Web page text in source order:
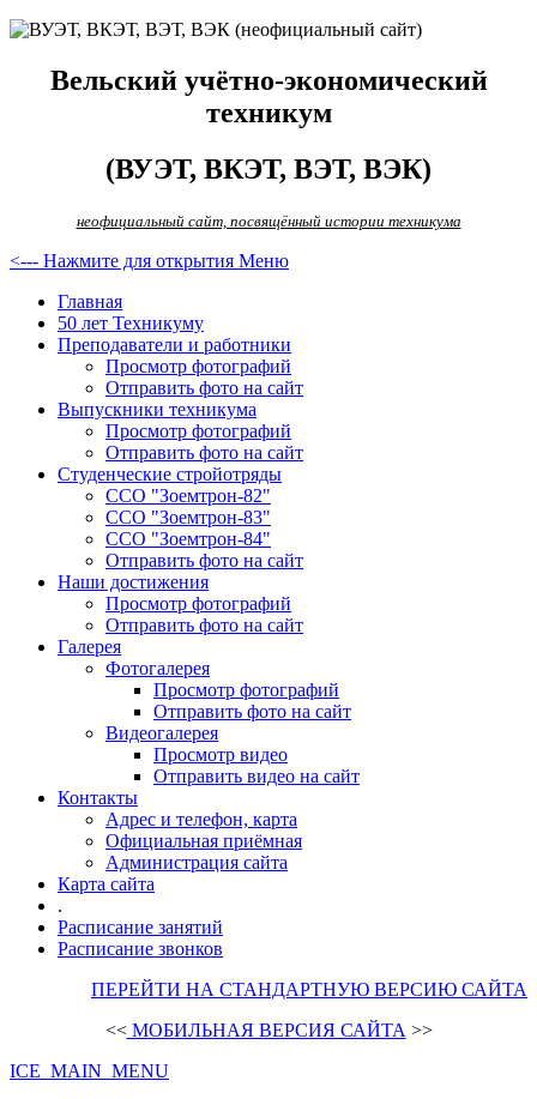
Вельский учётно-экономический
техникум
(ВУЭТ, ВКЭТ, ВЭТ, ВЭК)
неофициальный сайт, посвящённый истории техникума
<--- Нажмите для открытия Меню
Главная
50 лет Техникуму
Преподаватели и работники
Просмотр фотографий
Отправить фото на сайт
Выпускники техникума
Просмотр фотографий
Отправить фото на сайт
Студенческие стройотряды
ССО "Зоемтрон-82"
ССО "Зоемтрон-83"
ССО "Зоемтрон-84"
Отправить фото на сайт
Наши достижения
Просмотр фотографий
Отправить фото на сайт
Галерея
Фотогалерея
Просмотр фотографий
Отправить фото на сайт
Видеогалерея
Просмотр видео
Отправить видео на сайт
Контакты
Адрес и телефон, карта
Официальная приёмная
Администрация сайта
Карта сайта
.
Расписание занятий
Расписание звонков
ПЕРЕЙТИ НА СТАНДАРТНУЮ ВЕРСИЮ САЙТА
<<МОБИЛЬНАЯ ВЕРСИЯ САЙТА >>
ICE_MAIN_MENU